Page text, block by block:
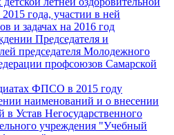
года, участии в ней
и задачах на 2016 год
Председателя и
председателя Молодежного
профсоюзов Самарской
ФПСО в 2015 году
наименований и о внесении
в Устав Негосударственного
учреждения "Учебный